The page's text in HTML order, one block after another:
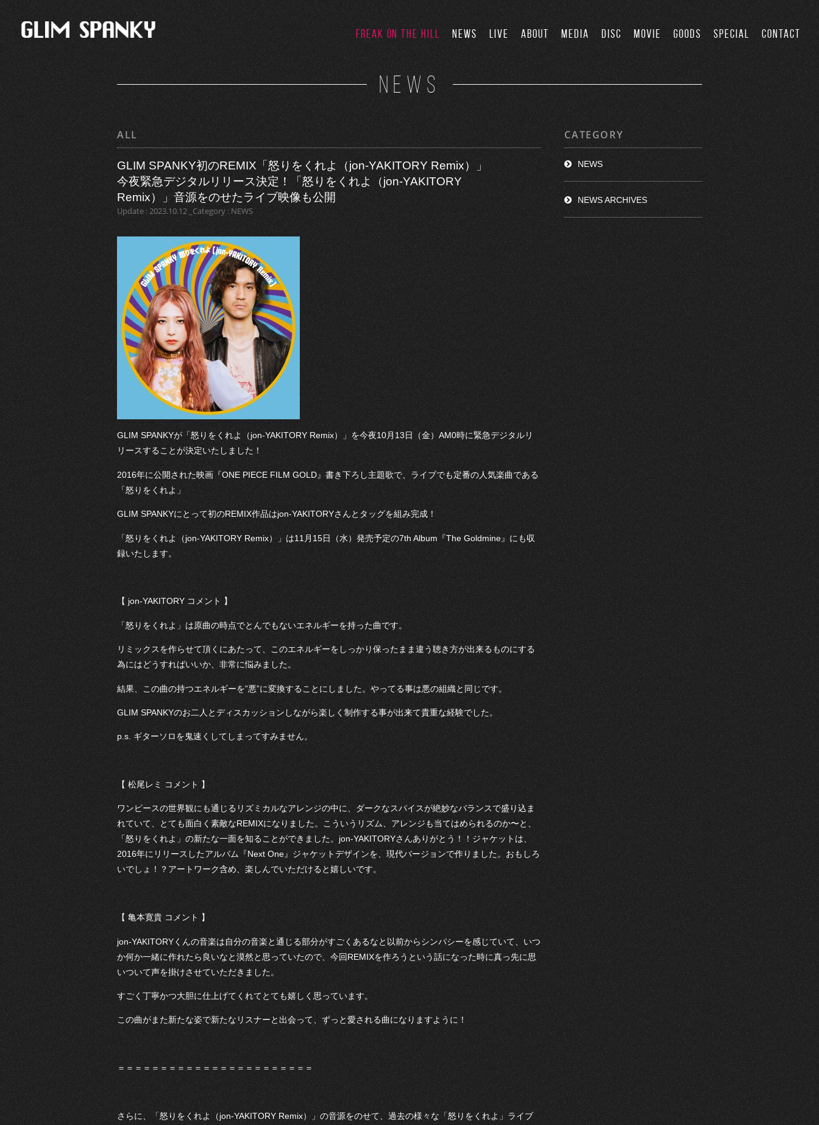
FREAK ON THE HILL NEWS LIVE ABOUT MEDIA DISC MOVIE GOODS SPECIAL CONTACT
NEWS
ALL
GLIM SPANKY初のREMIX「怒りをくれよ（jon-YAKITORY Remix）」
今夜緊急デジタルリリース決定！「怒りをくれよ（jon-YAKITORY
Remix）」音源をのせたライブ映像も公開
Update : 2023.10.12 _Category : NEWS
GLIM SPANKYが「怒りをくれよ（jon-YAKITORY Remix）」を今夜10月13日（金）AM0時に緊急デジタルリ
リースすることが決定いたしました！
2016年に公開された映画『ONE PIECE FILM GOLD』書き下ろし主題歌で、ライブでも定番の人気楽曲である
「怒りをくれよ」
GLIM SPANKYにとって初のREMIX作品はjon-YAKITORYさんとタッグを組み完成！
「怒りをくれよ（jon-YAKITORY Remix）」は11月15日（水）発売予定の7th Album『The Goldmine』にも収
録いたします。
【 jon-YAKITORY コメント 】
「怒りをくれよ」は原曲の時点でとんでもないエネルギーを持った曲です。
リミックスを作らせて頂くにあたって、このエネルギーをしっかり保ったまま違う聴き方が出来るものにする
為にはどうすればいいか、非常に悩みました。
結果、この曲の持つエネルギーを”悪”に変換することにしました。やってる事は悪の組織と同じです。
GLIM SPANKYのお二人とディスカッションしながら楽しく制作する事が出来て貴重な経験でした。
p.s. ギターソロを鬼速くしてしまってすみません。
【 松尾レミ コメント 】
ワンピースの世界観にも通じるリズミカルなアレンジの中に、ダークなスパイスが絶妙なバランスで盛り込ま
れていて、とても面白く素敵なREMIXになりました。こういうリズム、アレンジも当てはめられるのか〜と、
「怒りをくれよ」の新たな一面を知ることができました。jon-YAKITORYさんありがとう！！ジャケットは、
2016年にリリースしたアルバム『Next One』ジャケットデザインを、現代バージョンで作りました。おもしろ
いでしょ！？アートワーク含め、楽しんでいただけると嬉しいです。
【 亀本寛貴 コメント 】
jon-YAKITORYくんの音楽は自分の音楽と通じる部分がすごくあるなと以前からシンパシーを感じていて、いつ
か何か一緒に作れたら良いなと漠然と思っていたので、今回REMIXを作ろうという話になった時に真っ先に思
いついて声を掛けさせていただきました。
すごく丁寧かつ大胆に仕上げてくれてとても嬉しく思っています。
この曲がまた新たな姿で新たなリスナーと出会って、ずっと愛される曲になりますように！
＝＝＝＝＝＝＝＝＝＝＝＝＝＝＝＝＝＝＝＝＝＝＝
さらに、「怒りをくれよ（jon-YAKITORY Remix）」の音源をのせて、過去の様々な「怒りをくれよ」ライブ
CATEGORY
NEWS
NEWS ARCHIVES